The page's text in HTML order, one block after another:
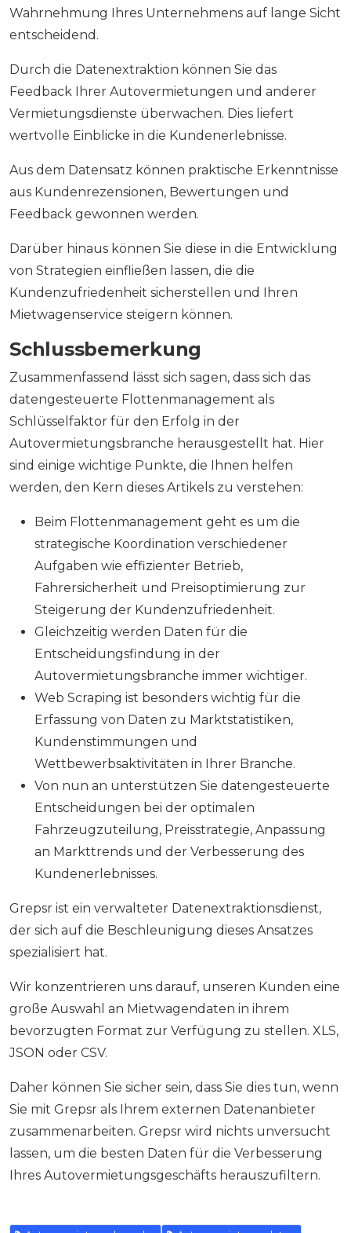
Wahrnehmung Ihres Unternehmens auf lange Sicht
entscheidend.
Durch die Datenextraktion können Sie das
Feedback Ihrer Autovermietungen und anderer
Vermietungsdienste überwachen. Dies liefert
wertvolle Einblicke in die Kundenerlebnisse.
Aus dem Datensatz können praktische Erkenntnisse
aus Kundenrezensionen, Bewertungen und
Feedback gewonnen werden.
Darüber hinaus können Sie diese in die Entwicklung
von Strategien einfließen lassen, die die
Kundenzufriedenheit sicherstellen und Ihren
Mietwagenservice steigern können.
Schlussbemerkung
Zusammenfassend lässt sich sagen, dass sich das
datengesteuerte Flottenmanagement als
Schlüsselfaktor für den Erfolg in der
Autovermietungsbranche herausgestellt hat. Hier
sind einige wichtige Punkte, die Ihnen helfen
werden, den Kern dieses Artikels zu verstehen:
Beim Flottenmanagement geht es um die
strategische Koordination verschiedener
Aufgaben wie effizienter Betrieb,
Fahrersicherheit und Preisoptimierung zur
Steigerung der Kundenzufriedenheit.
Gleichzeitig werden Daten für die
Entscheidungsfindung in der
Autovermietungsbranche immer wichtiger.
Web Scraping ist besonders wichtig für die
Erfassung von Daten zu Marktstatistiken,
Kundenstimmungen und
Wettbewerbsaktivitäten in Ihrer Branche.
Von nun an unterstützen Sie datengesteuerte
Entscheidungen bei der optimalen
Fahrzeugzuteilung, Preisstrategie, Anpassung
an Markttrends und der Verbesserung des
Kundenerlebnisses.
Grepsr ist ein verwalteter Datenextraktionsdienst,
der sich auf die Beschleunigung dieses Ansatzes
spezialisiert hat.
Wir konzentrieren uns darauf, unseren Kunden eine
große Auswahl an Mietwagendaten in ihrem
bevorzugten Format zur Verfügung zu stellen. XLS,
JSON oder CSV.
Daher können Sie sicher sein, dass Sie dies tun, wenn
Sie mit Grepsr als Ihrem externen Datenanbieter
zusammenarbeiten. Grepsr wird nichts unversucht
lassen, um die besten Daten für die Verbesserung
Ihres Autovermietungsgeschäfts herauszufiltern.